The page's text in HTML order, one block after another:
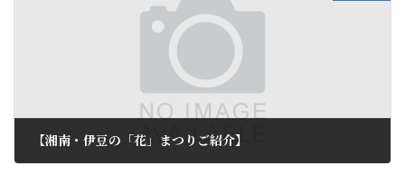
【湘南・伊豆の「花」まつりご紹介】